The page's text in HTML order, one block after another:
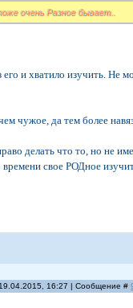
очень Разное бывает..
и хватило изучить. Не
чужое, да тем более
делать что то, но не
свое РОДное
16:27 | Сообщение #